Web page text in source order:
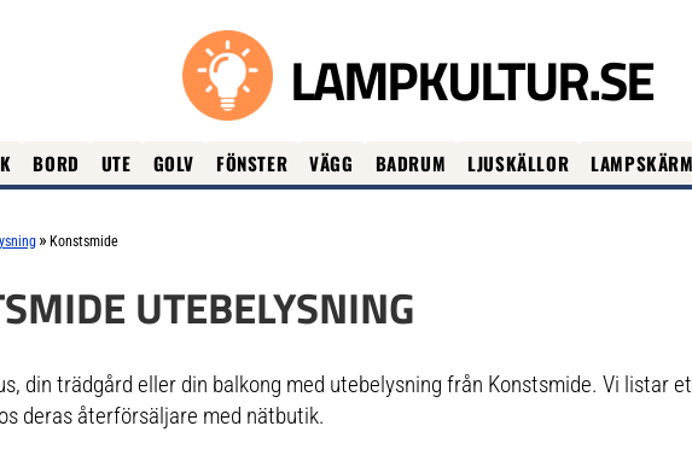
LAMPKULTUR.SE
BORD UTE GOLV FÖNSTER VÄGG BADRUM LJUSKÄLLOR
» Konstsmide
UTEBELYSNING
din trädgård eller din balkong med utebelysning från Konstsmide. Vi listar
deras återförsäljare med nätbutik.